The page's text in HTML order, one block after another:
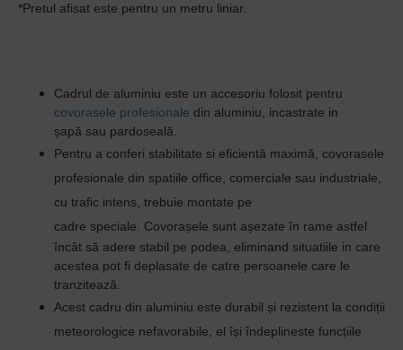
*Pretul afisat este pentru un metru liniar.
Cadrul de aluminiu este un accesoriu folosit pentru
covorasele profesionale din aluminiu, incastrate in
șapă sau pardoseală.
Pentru a conferi stabilitate si eficientă maximă, covorasele
profesionale din spatiile office, comerciale sau industriale,
cu trafic intens, trebuie montate pe
cadre speciale. Covorașele sunt așezate în rame astfel
încât să adere stabil pe podea,
eliminand situatiile in care
acestea pot fi deplasate de catre persoanele care le
tranzitează.
Acest cadru din aluminiu este durabil și rezistent la condiții
meteorologice nefavorabile, el își îndeplineste funcțiile